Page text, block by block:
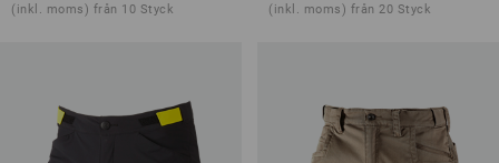
(inkl. moms) från 10 Styck (inkl. moms) från 20 Styck